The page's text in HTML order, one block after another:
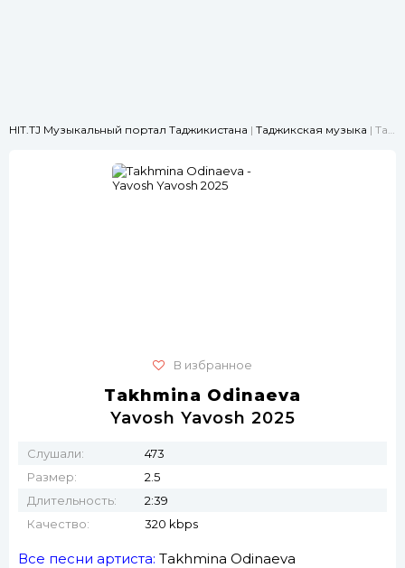
HIT.TJ Музыкальный портал Таджикистана | Таджикская музыка | Takhmina Odinaeva - Yavosh Yavosh 2025
В избранное
Takhmina Odinaeva
Yavosh Yavosh 2025
Слушали:
473
Размер:
2.5
Длительность:
2:39
Качество:
320 kbps
Все песни артиста: Takhmina Odinaeva